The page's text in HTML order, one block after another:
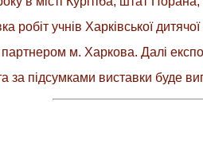
робіт учнів Харківської
партнером м. Харкова. Далі
за підсумками виставки буде